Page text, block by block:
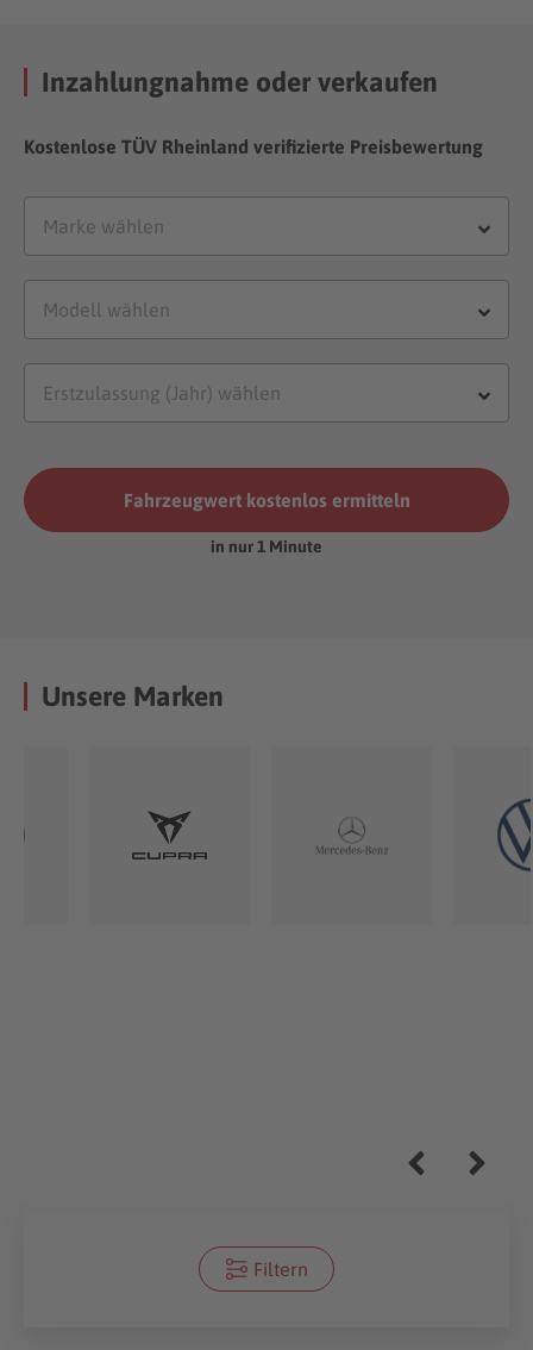
Inzahlungnahme oder verkaufen
Kostenlose TÜV Rheinland verifizierte Preisbewertung
Fahrzeugwert kostenlos ermitteln
in nur 1 Minute
Unsere Marken
Filtern